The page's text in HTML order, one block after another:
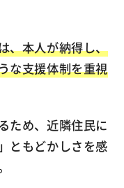
、本人が納得し、
な支援体制を重視
ため、近隣住民に
ともどかしさを感